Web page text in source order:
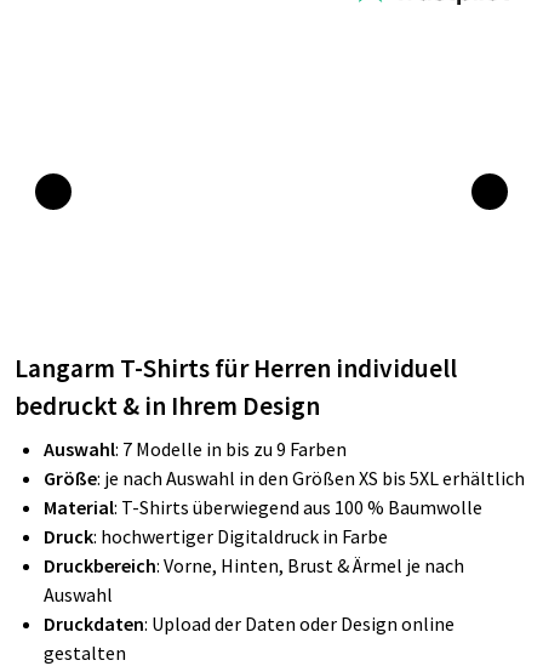
Langarm T-Shirts für Herren individuell
bedruckt & in Ihrem Design
Auswahl: 7 Modelle in bis zu 9 Farben
Größe: je nach Auswahl in den Größen XS bis 5XL erhältlich
Material: T-Shirts überwiegend aus 100 % Baumwolle
Druck: hochwertiger Digitaldruck in Farbe
Druckbereich: Vorne, Hinten, Brust & Ärmel je nach
Auswahl
Druckdaten: Upload der Daten oder Design online
gestalten